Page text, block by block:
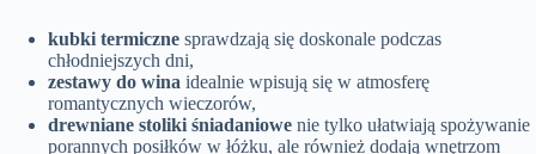
kubki termiczne sprawdzają się doskonale podczas
chłodniejszych dni,
zestawy do wina idealnie wpisują się w atmosferę
romantycznych wieczorów,
drewniane stoliki śniadaniowe nie tylko ułatwiają spożywanie
porannych posiłków w łóżku, ale również dodają wnętrzom